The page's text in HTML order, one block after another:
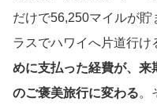
だけで56,250マイルが貯
ラスでハワイへ片道行け
めに支払った経費が、来
のご褒美旅行に変わる。